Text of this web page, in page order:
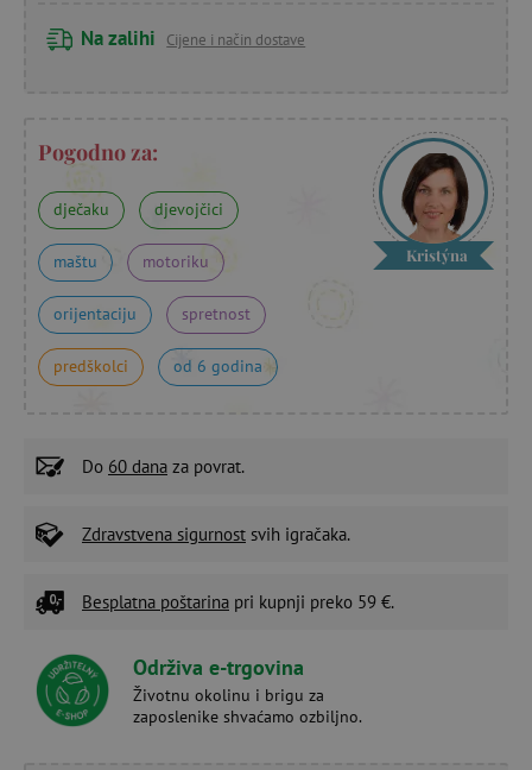
Na zalihi Cijene i način dostave
Pogodno za:
dječaku djevojčici
maštu motoriku
orijentaciju spretnost
predškolci od 6 godina
Kristýna
Do 60 dana za povrat.
Zdravstvena sigurnost svih igračaka.
Besplatna poštarina pri kupnji preko 59 €.
Održiva e-trgovina
Životnu okolinu i brigu za
zaposlenike shvaćamo ozbiljno.